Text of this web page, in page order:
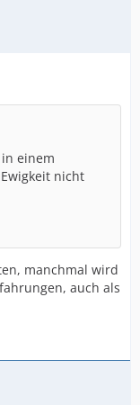
einem
nicht
manchmal wird
auch als